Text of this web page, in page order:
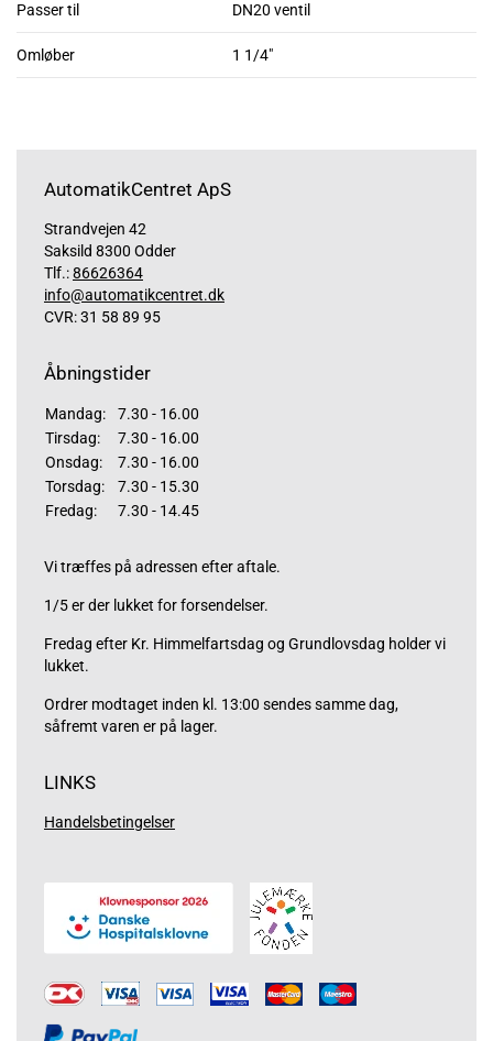
Passer til DN20 ventil
Omløber 1 1/4"
AutomatikCentret ApS
Strandvejen 42
Saksild 8300 Odder
Tlf.:86626364
info@automatikcentret.dk
CVR: 31 58 89 95
Åbningstider
Mandag:
7.30 - 16.00
Tirsdag:
7.30 - 16.00
Onsdag:
7.30 - 16.00
Torsdag:
7.30 - 15.30
Fredag:
7.30 - 14.45
Vi træffes på adressen efter aftale.
1/5 er der lukket for forsendelser.
Fredag efter Kr. Himmelfartsdag og Grundlovsdag holder vi
lukket.
Ordrer modtaget inden kl. 13:00 sendes samme dag,
såfremt varen er på lager.
LINKS
Handelsbetingelser